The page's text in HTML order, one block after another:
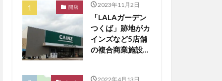
開店 2023年11月2日
「LALAガーデン
つくば」跡地がカ
インズなど5店舗
の複合商業施設に
2022年4月13日